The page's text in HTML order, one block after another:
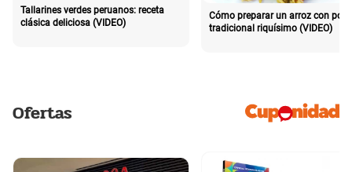
Tallarines verdes peruanos: receta
clásica deliciosa (VIDEO)
Cómo preparar un arroz con pollo
tradicional riquísimo (VIDEO)
Ofertas